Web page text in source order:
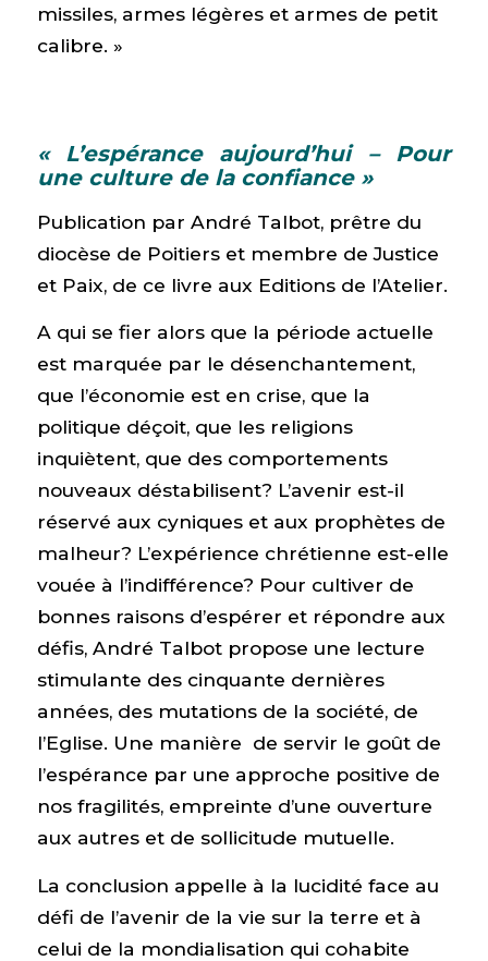
missiles, armes légères et armes de petit
calibre. »
« L’espérance aujourd’hui – Pour
une culture de la confiance »
Publication par André Talbot, prêtre du
diocèse de Poitiers et membre de Justice
et Paix, de ce livre aux Editions de l’Atelier.
A qui se fier alors que la période actuelle
est marquée par le désenchantement,
que l’économie est en crise, que la
politique déçoit, que les religions
inquiètent, que des comportements
nouveaux déstabilisent? L’avenir est-il
réservé aux cyniques et aux prophètes de
malheur? L’expérience chrétienne est-elle
vouée à l’indifférence? Pour cultiver de
bonnes raisons d’espérer et répondre aux
défis, André Talbot propose une lecture
stimulante des cinquante dernières
années, des mutations de la société, de
l’Eglise. Une manière de servir le goût de
l’espérance par une approche positive de
nos fragilités, empreinte d’une ouverture
aux autres et de sollicitude mutuelle.
La conclusion appelle à la lucidité face au
défi de l’avenir de la vie sur la terre et à
celui de la mondialisation qui cohabite